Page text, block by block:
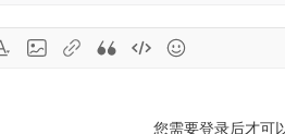
您需要登录后才可